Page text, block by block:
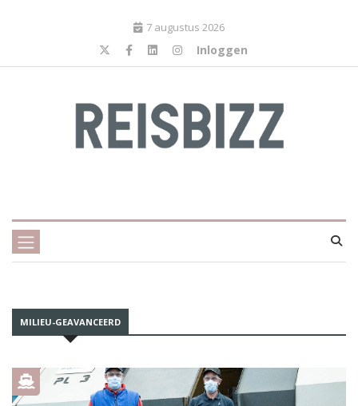
7 augustus 2026
Inloggen
MILIEU-GEAVANCEERD